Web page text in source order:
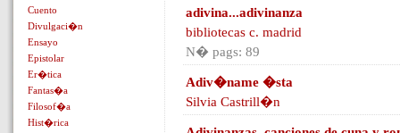
adivina...adivinanza
bibliotecas c. madrid
N� pags: 89
Adiv�name �sta
Silvia Castrill�n
Cuento
Divulgaci�n
Ensayo
Epistolar
Er�tica
Fantas�a
Filosof�a
Hist�rica